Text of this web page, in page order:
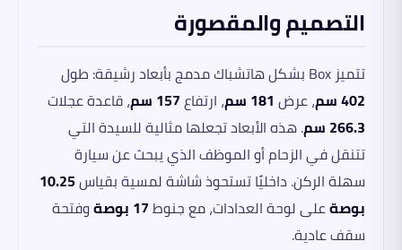
التصميم والمقصورة
تتميز Box بشكل هاتشباك مدمج بأبعاد رشيقة: طول
402 سم
، عرض 181 سم ، ارتفاع157 سم
، قاعدة عجلات
266.3 سم
. هذه الأبعاد تجعلها مثالية للسيدة التي
تتنقل في الزحام أو الموظف الذي يبحث عن سيارة
سهلة الركن. داخليًا تستحوذ شاشة لمسية بقياس10.25
بوصةعلى لوحة العدادات، مع جنوط17 بوصة
وفتحة
سقف عادية.